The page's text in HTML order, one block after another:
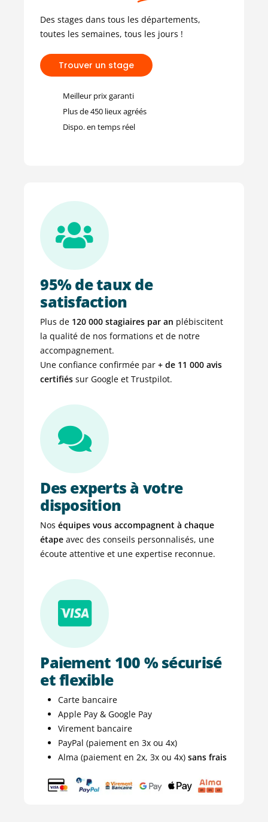
Des stages dans tous les départements,
toutes les semaines, tous les jours !
Trouver un stage
Meilleur prix garanti
Plus de 450 lieux agréés
Dispo. en temps réel
95% de taux de
satisfaction
Plus de 120 000 stagiaires par an plébiscitent
la qualité de nos formations et de notre
accompagnement.
Une confiance confirmée par+ de 11 000 avis
certifiés sur Google et Trustpilot.
Des experts à votre
disposition
Noséquipes vous accompagnent à chaque
étape avec des conseils personnalisés, une
écoute attentive et une expertise reconnue.
Paiement 100 % sécurisé
et flexible
Carte bancaire
Apple Pay & Google Pay
Virement bancaire
PayPal (paiement en 3x ou 4x)
Alma (paiement en 2x, 3x ou 4x)sans frais